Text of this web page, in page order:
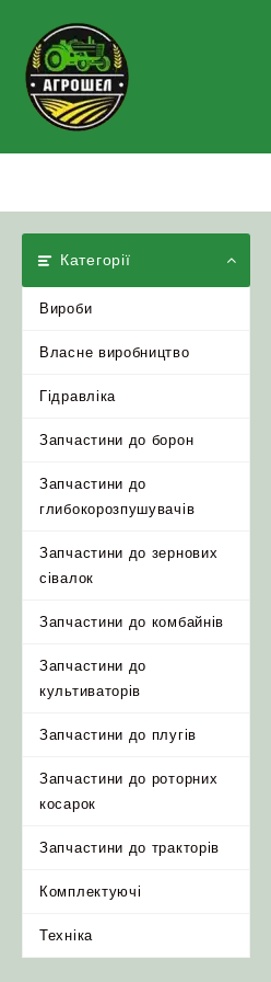
content
Категорії
Вироби
Власне виробництво
Гідравліка
Запчастини до борон
Запчастини до
глибокорозпушувачів
Запчастини до зернових
сівалок
Запчастини до комбайнів
Запчастини до
культиваторів
Запчастини до плугів
Запчастини до роторних
косарок
Запчастини до тракторів
Комплектуючі
Техніка